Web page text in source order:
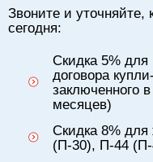
Звоните и уточняйте,
сегодня:
Скидка 5% для
договора
заключенного
месяцев)
Скидка 8%
(П-30), П-44